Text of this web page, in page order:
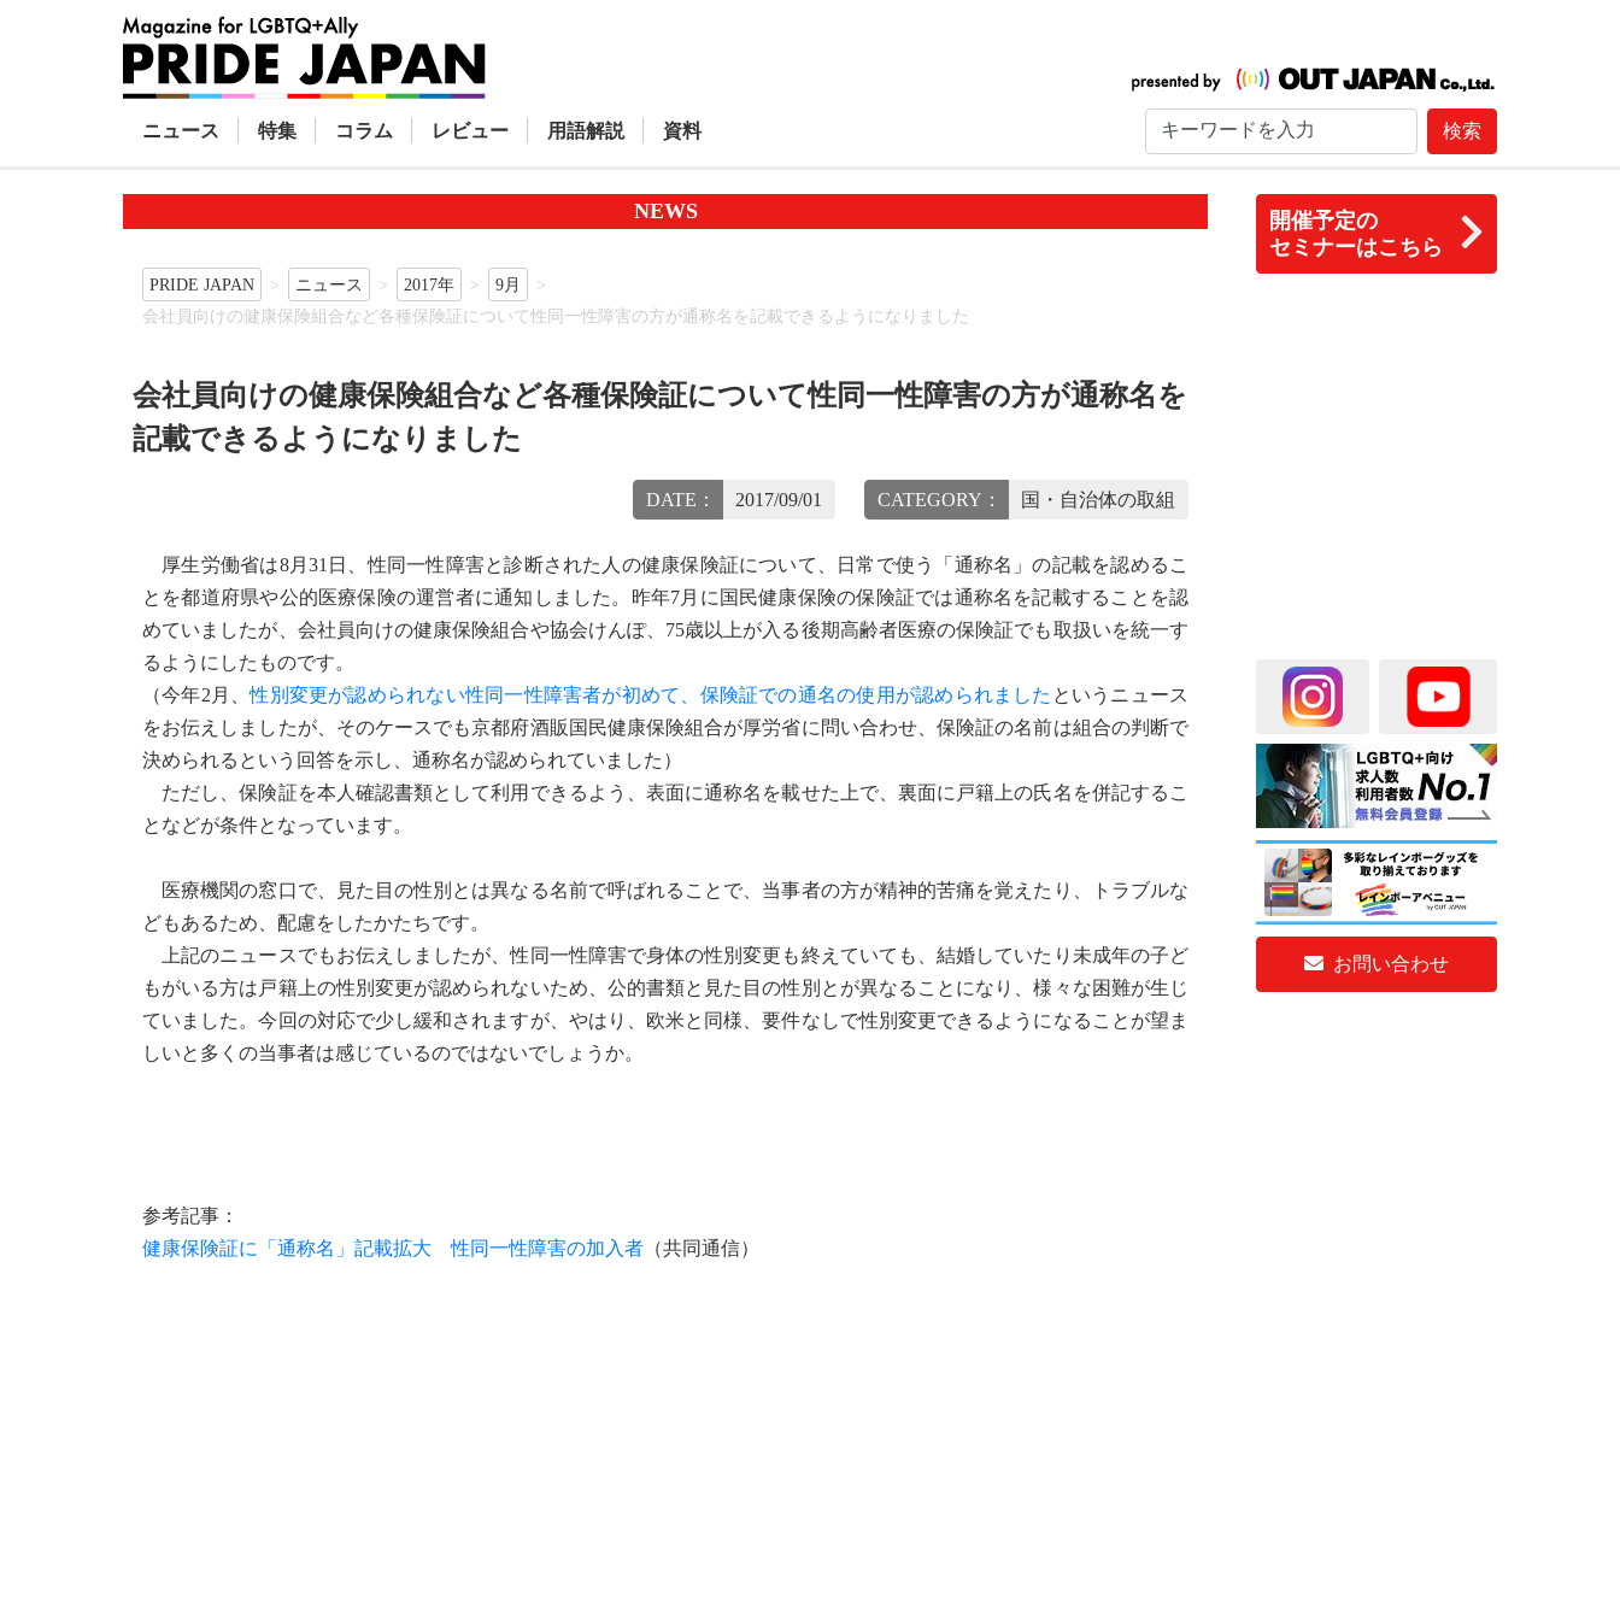
ニュース 特集 コラム レビュー 用語解説 資料 検索
開催予定の
セミナーはこちら
お問い合わせ
NEWS
PRIDE JAPAN ニュース 2017年
9月
会社員向けの健康保険組合など各種保険証について性同一性障害の方が通称名を記載できるようになりました
会社員向けの健康保険組合など各種保険証について性同一性障害の方が通称名を
記載できるようになりました
DATE： 2017/09/01 CATEGORY： 国・自治体の取組
厚生労働省は8月31日、性同一性障害と診断された人の健康保険証について、日常で使う「通称名」の記載を認めるこ
とを都道府県や公的医療保険の運営者に通知しました。昨年7月に国民健康保険の保険証では通称名を記載することを認
めていましたが、会社員向けの健康保険組合や協会けんぽ、75歳以上が入る後期高齢者医療の保険証でも取扱いを統一す
るようにしたものです。
（今年2月、性別変更が認められない性同一性障害者が初めて、保険証での通名の使用が認められました というニュース
をお伝えしましたが、そのケースでも京都府酒販国民健康保険組合が厚労省に問い合わせ、保険証の名前は組合の判断で
決められるという回答を示し、通称名が認められていました）
ただし、保険証を本人確認書類として利用できるよう、表面に通称名を載せた上で、裏面に戸籍上の氏名を併記するこ
となどが条件となっています。
医療機関の窓口で、見た目の性別とは異なる名前で呼ばれることで、当事者の方が精神的苦痛を覚えたり、トラブルな
どもあるため、配慮をしたかたちです。
上記のニュースでもお伝えしましたが、性同一性障害で身体の性別変更も終えていても、結婚していたり未成年の子ど
もがいる方は戸籍上の性別変更が認められないため、公的書類と見た目の性別とが異なることになり、様々な困難が生じ
ていました。今回の対応で少し緩和されますが、やはり、欧米と同様、要件なしで性別変更できるようになることが望ま
しいと多くの当事者は感じているのではないでしょうか。
参考記事：
健康保険証に「通称名」記載拡大 性同一性障害の加入者 （共同通信）